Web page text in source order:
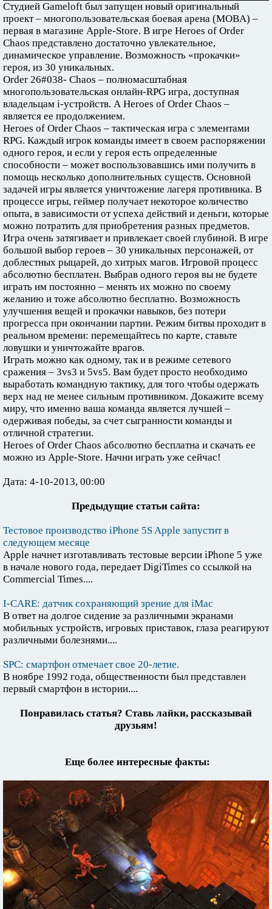
Студией Gameloft был запущен новый оригинальный
проект – многопользовательская боевая арена (MOBA) –
первая в магазине Apple-Store. В игре Heroes of Order
Chaos представлено достаточно увлекательное,
динамическое управление. Возможность «прокачки»
героя, из 30 уникальных.
Order 26#038- Chaos – полномасштабная
многопользовательская онлайн-RPG игра, доступная
владельцам i-устройств. А Heroes of Order Chaos –
является ее продолжением.
Heroes of Order Chaos – тактическая игра с элементами
RPG. Каждый игрок команды имеет в своем распоряжении
одного героя, и если у героя есть определенные
способности – может воспользовавшись ими получить в
помощь несколько дополнительных существ. Основной
задачей игры является уничтожение лагеря противника. В
процессе игры, геймер получает некоторое количество
опыта, в зависимости от успеха действий и деньги, которые
можно потратить для приобретения разных предметов.
Игра очень затягивает и привлекает своей глубиной. В игре
большой выбор героев – 30 уникальных персонажей, от
доблестных рыцарей, до хитрых магов. Игровой процесс
абсолютно бесплатен. Выбрав одного героя вы не будете
играть им постоянно – менять их можно по своему
желанию и тоже абсолютно бесплатно. Возможность
улучшения вещей и прокачки навыков, без потери
прогресса при окончании партии. Режим битвы проходит в
реальном времени: перемещайтесь по карте, ставьте
ловушки и уничтожайте врагов.
Играть можно как одному, так и в режиме сетевого
сражения – 3vs3 и 5vs5. Вам будет просто необходимо
выработать командную тактику, для того чтобы одержать
верх над не менее сильным противником. Докажите всему
миру, что именно ваша команда является лучшей –
одерживая победы, за счет сыгранности команды и
отличной стратегии.
Heroes of Order Chaos абсолютно бесплатна и скачать ее
можно из Apple-Store. Начни играть уже сейчас!
Дата: 4-10-2013, 00:00
Предыдущие статьи сайта:
Тестовое производство iPhone 5S Apple запустит в
следующем месяце
Apple начнет изготавливать тестовые версии iPhone 5 уже
в начале нового года, передает DigiTimes со ссылкой на
Commercial Times....
I-CARE: датчик сохраняющий зрение для iMac
В ответ на долгое сидение за различными экранами
мобильных устройств, игровых приставок, глаза реагируют
различными болезнями....
SPC: смартфон отмечает свое 20-летие.
В ноябре 1992 года, общественности был представлен
первый смартфон в истории....
Понравилась статья? Ставь лайки, рассказывай
друзьям!
Еще более интересные факты: